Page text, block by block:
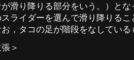
滑り降りる部分をいう。）と
ライダーを選んで滑り降りる
，タコの足が階段をなしてい
＞